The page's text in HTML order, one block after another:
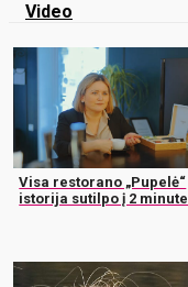
Video
Visa restorano „Pupelė“
istorija sutilpo į 2